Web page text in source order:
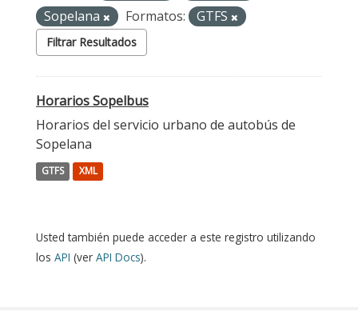
Sopelana
Formatos: GTFS
Filtrar Resultados
Horarios Sopelbus
Horarios del servicio urbano de autobús de
Sopelana
GTFS XML
Usted también puede acceder a este registro utilizando
los API (ver API Docs).